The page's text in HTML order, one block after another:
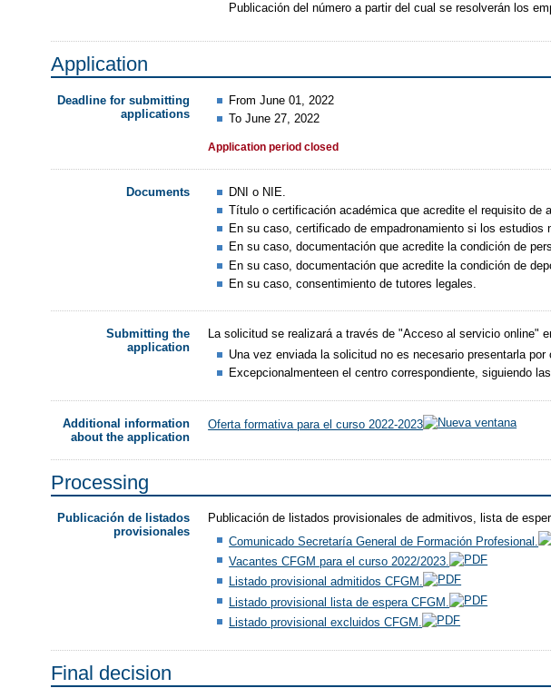
Publicación del número a partir del cual se resolverán los
Application
Deadline for submitting
applications
From June 01, 2022
To June 27, 2022
Application period closed
Documents
DNI o NIE.
Título o certificación académica que acredite el requisito de
En su caso, certificado de empadronamiento si los
En su caso, documentación que acredite la condición de
En su caso, documentación que acredite la condición de
En su caso, consentimiento de tutores legales.
Submitting the
application
La solicitud se realizará a través de "Acceso al servicio online"
Una vez enviada la solicitud no es necesario presentarla por
Excepcionalmenteen el centro correspondiente, siguiendo
Additional information
about the application
Oferta formativa para el curso 2022-2023
Processing
Publicación de listados
provisionales
Publicación de listados provisionales de admitivos, lista de
Comunicado Secretaría General de Formación Profesional.
Vacantes CFGM para el curso 2022/2023.
Listado provisional admitidos CFGM.
Listado provisional lista de espera CFGM.
Listado provisional excluidos CFGM.
Final decision